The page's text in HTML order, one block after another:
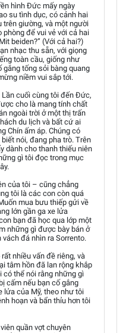
hình Đức mấy ngày
su tình dục, có cảnh hai
trên giường, và một người
để vui vẻ với cả hai
beiden?” (Với cả hai?)
nhạc thu sẵn, với giọng
toàn cầu, giống như
tống sỏi bàng quang
niềm vui sắp tới.
cuối cùng tôi đến Đức,
cho là mang tính chất
ngoài trời ở một thị trấn
du lịch và bất cứ ai
Chín ấm áp. Chúng có
nói, đang pha trò. Trên
dành cho thanh thiếu niên
gì tôi đọc trong mục
của tôi – cũng chẳng
tôi là các con còn quá
mua bưu thiếp gửi về
lớn gần ga xe lửa
bạn đã học qua lớp một
những gì được bày bán ở
đá nhìn ra Sorrento.
nhiều vấn đề riêng, và
tâm hồn đã lan rộng khắp
có thể nói rằng những gì
cấm nếu bạn cố gắng
lửa của Mỹ, theo như tôi
hoạn và bẩn thỉu hơn tôi
quần vợt chuyên